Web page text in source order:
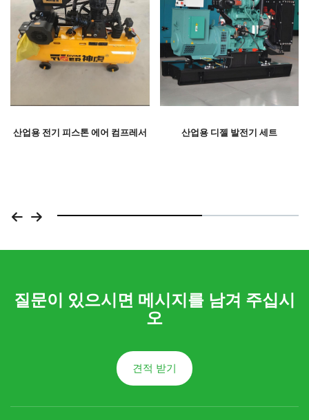
산업용 전기 피스톤 에어 컴프레서 산업용 디젤 발전기 세트
질문이 있으시면 메시지를 남겨 주십시
오
견적 받기